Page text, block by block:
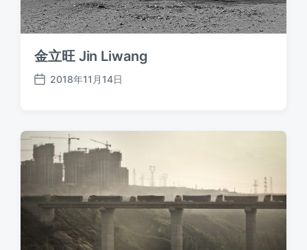
金立旺 Jin Liwang
发
期
2018年11月14日